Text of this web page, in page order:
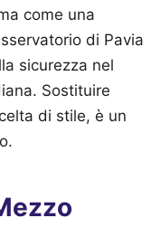
come una
di Pavia
sicurezza nel
Sostituire
di stile, è un